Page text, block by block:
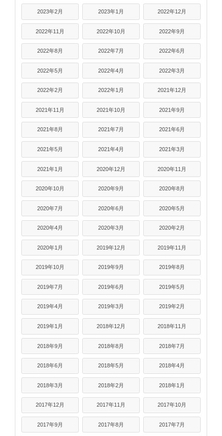
2023年2月 2023年1月 2022年12月
2022年11月 2022年10月 2022年9月
2022年8月 2022年7月 2022年6月
2022年5月 2022年4月 2022年3月
2022年2月 2022年1月 2021年12月
2021年11月 2021年10月 2021年9月
2021年8月 2021年7月 2021年6月
2021年5月 2021年4月 2021年3月
2021年1月 2020年12月 2020年11月
2020年10月 2020年9月 2020年8月
2020年7月 2020年6月 2020年5月
2020年4月 2020年3月 2020年2月
2020年1月 2019年12月 2019年11月
2019年10月 2019年9月 2019年8月
2019年7月 2019年6月 2019年5月
2019年4月 2019年3月 2019年2月
2019年1月 2018年12月 2018年11月
2018年9月 2018年8月 2018年7月
2018年6月 2018年5月 2018年4月
2018年3月 2018年2月 2018年1月
2017年12月 2017年11月 2017年10月
2017年9月 2017年8月 2017年7月